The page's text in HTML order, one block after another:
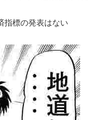
標の発表はない